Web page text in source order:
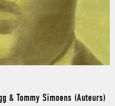
& Tommy Simoens (Auteurs)